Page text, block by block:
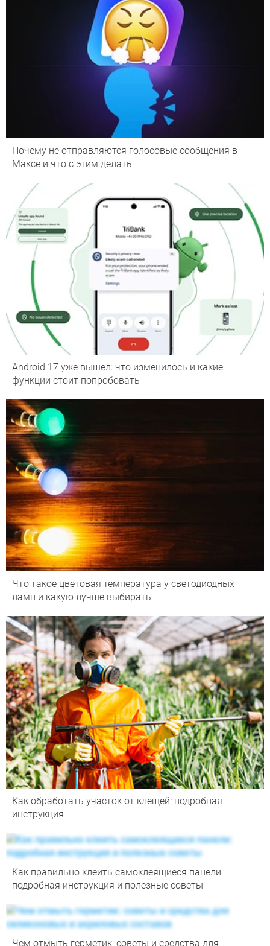
Почему не отправляются голосовые сообщения в
Максе и что с этим делать
Android 17 уже вышел: что изменилось и какие
функции стоит попробовать
Что такое цветовая температура у светодиодных
ламп и какую лучше выбирать
Как обработать участок от клещей: подробная
инструкция
Как правильно клеить самоклеящиеся панели:
подробная инструкция и полезные советы
Чем отмыть герметик: советы и средства для